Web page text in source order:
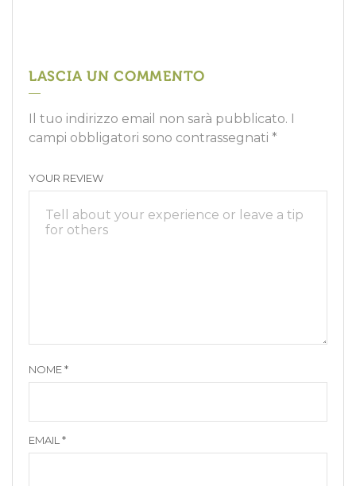
LASCIA UN COMMENTO
Il tuo indirizzo email non sarà pubblicato. I
campi obbligatori sono contrassegnati *
YOUR REVIEW
NOME*
EMAIL *